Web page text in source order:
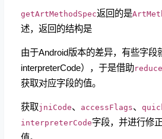
getArtMethodSpec返回的是
述，返回的结构是
由于Android版本的差异，有些字段
interpreterCode），于是借助reduce
获取对应字段的值。
获取jniCode、 accessFlags、
interpreterCode字段，并进行修